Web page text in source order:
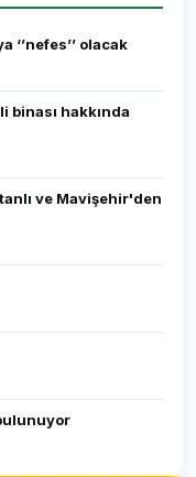
‘’nefes’’ olacak
hakkında
ve Mavişehir'den